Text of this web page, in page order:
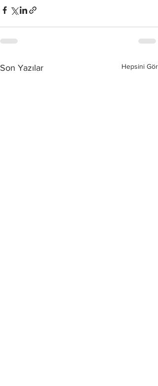
Son Yazılar Hepsini Gör